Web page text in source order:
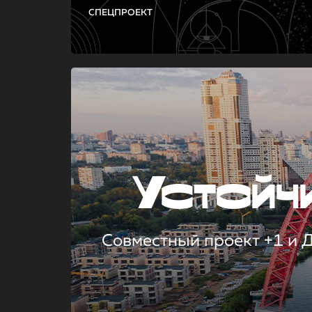
СПЕЦПРОЕКТ
Совместный проект +1 и